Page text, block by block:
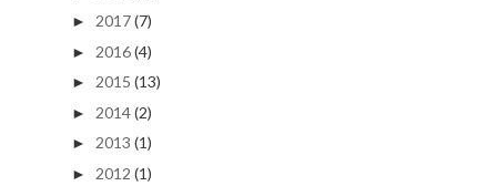
► 2017(7)
► 2016(4)
► 2015 (13)
► 2014(2)
► 2013 (1)
► 2012 (1)